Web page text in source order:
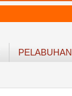
PELABUHAN